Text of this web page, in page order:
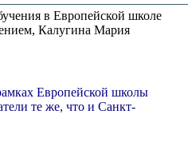
в Европейской школе
Калугина Мария
Европейской школы
те же, что и Санкт-